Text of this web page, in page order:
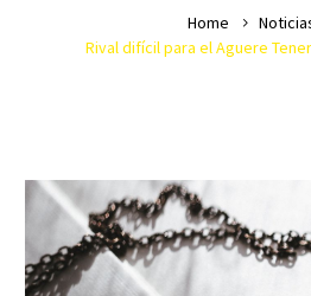
Home
Rival difícil para el Aguere